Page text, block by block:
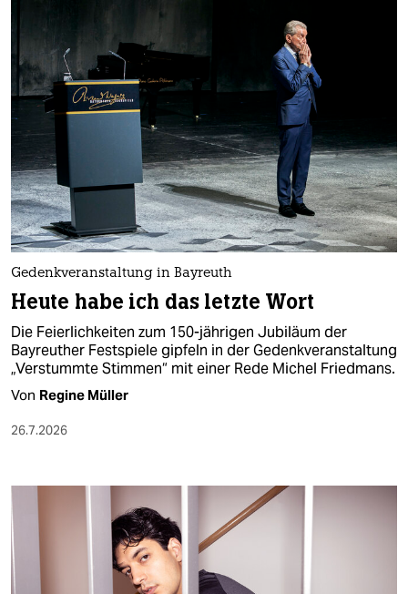
Gedenkveranstaltung in Bayreuth
Heute habe ich das letzte Wort
Die Feierlichkeiten zum 150-jährigen Jubiläum der
Bayreuther Festspiele gipfeln in der Gedenkveranstaltung
„Verstummte Stimmen“ mit einer Rede Michel Friedmans.
Von Regine Müller
26.7.2026